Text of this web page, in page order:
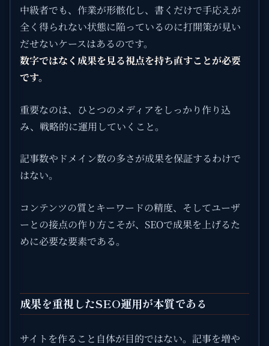
中級者でも、作業が形骸化し、書くだけで手応えが
全く得られない状態に陥っているのに打開策が見い
だせないケースはあるのです。
数字ではなく成果を見る視点を持ち直すことが必要
です。
重要なのは、ひとつのメディアをしっかり作り込
み、戦略的に運用していくこと。
記事数やドメイン数の多さが成果を保証するわけで
はない。
コンテンツの質とキーワードの精度、そしてユーザ
ーとの接点の作り方こそが、SEOで成果を上げるた
めに必要な要素である。
成果を重視したSEO運用が本質である
サイトを作ること自体が目的ではない。記事を増や